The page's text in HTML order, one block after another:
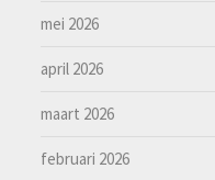
mei 2026
april 2026
maart 2026
februari 2026